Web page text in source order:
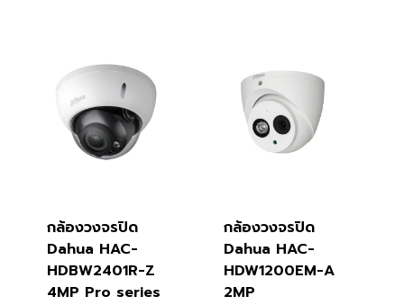
กล้องวงจรปิด
Dahua HAC-
HDBW2401R-Z
4MP Pro series
กล้องวงจรปิด
Dahua HAC-
HDW1200EM-A
2MP